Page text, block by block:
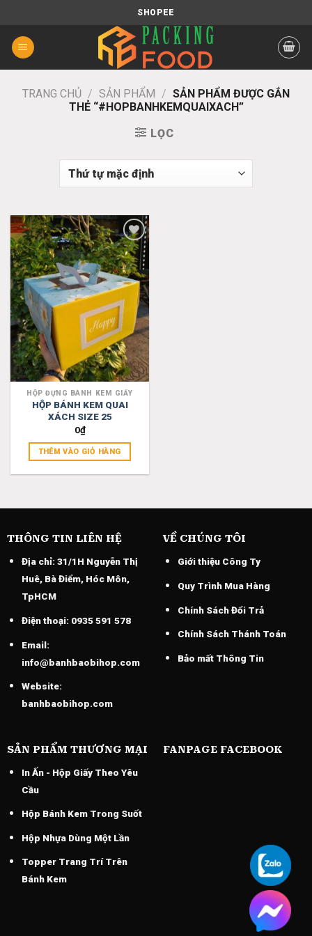
nội
dung
SHOPEE
TRANG CHỦ / SẢN PHẨM / SẢN PHẨM ĐƯỢC GẮN
THẺ “#HOPBANHKEMQUAIXACH”
LỌC
Add
to
wishlist
HỘP ĐỰNG BÁNH KEM GIẤY
HỘP BÁNH KEM QUAI
XÁCH SIZE 25
0₫
THÊM VÀO GIỎ HÀNG
THÔNG TIN LIÊN HỆ
Địa chỉ:31/1H Nguyễn Thị
Huê, Bà Điểm, Hóc Môn,
TpHCM
Điện thoại:0935 591 578
Email:
info@banhbaobihop.com
Website:
banhbaobihop.com
VỀ CHÚNG TÔI
Giới thiệu Công Ty
Quy Trình Mua Hàng
Chính Sách Đổi Trả
Chính Sách Thánh Toán
Bảo mất Thông Tin
SẢN PHẨM THƯƠNG MẠI
In Ấn - Hộp Giấy Theo Yêu
Cầu
Hộp Bánh Kem Trong Suốt
Hộp Nhựa Dùng Một Lần
Topper Trang Trí Trên
Bánh Kem
FANPAGE FACEBOOK